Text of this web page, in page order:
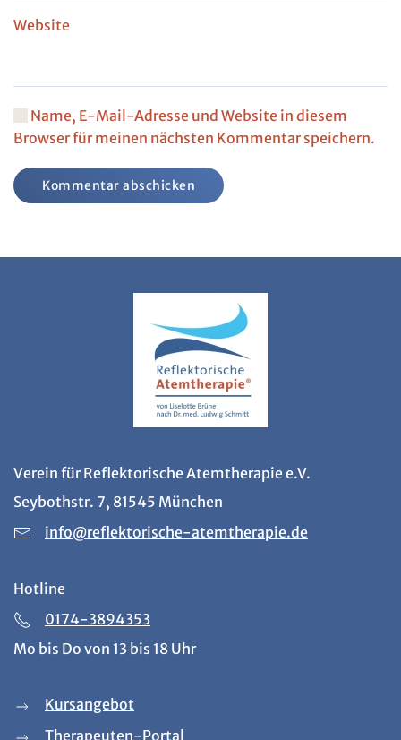
Website
Name, E-Mail-Adresse und Website in diesem
Browser für meinen nächsten Kommentar speichern.
Kommentar abschicken
Verein für Reflektorische Atemtherapie e.V.
Seybothstr. 7, 81545 München
info@reflektorische-atemtherapie.de
Hotline
0174-3894353
Mo bis Do von 13 bis 18 Uhr
Kursangebot
Therapeuten-Portal